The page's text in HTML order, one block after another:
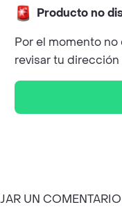
Producto no
Por el momento
revisar tu
UN